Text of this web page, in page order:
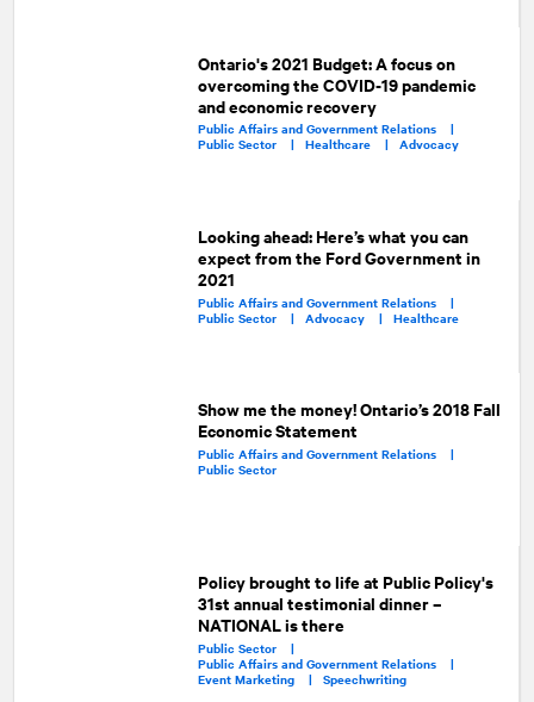
Ontario's 2021 Budget: A focus on
overcoming the COVID-19 pandemic
and economic recovery
Public Affairs and Government Relations |
Public Sector |Healthcare |Advocacy
Looking ahead: Here’s what you can
expect from the Ford Government in
2021
Public Affairs and Government Relations |
Public Sector | Advocacy | Healthcare
Show me the money! Ontario’s 2018 Fall
Economic Statement
Public Affairs and Government Relations |
Public Sector
Policy brought to life at Public Policy's
31st annual testimonial dinner –
NATIONAL is there
Public Sector |
Public Affairs and Government Relations |
Event Marketing | Speechwriting